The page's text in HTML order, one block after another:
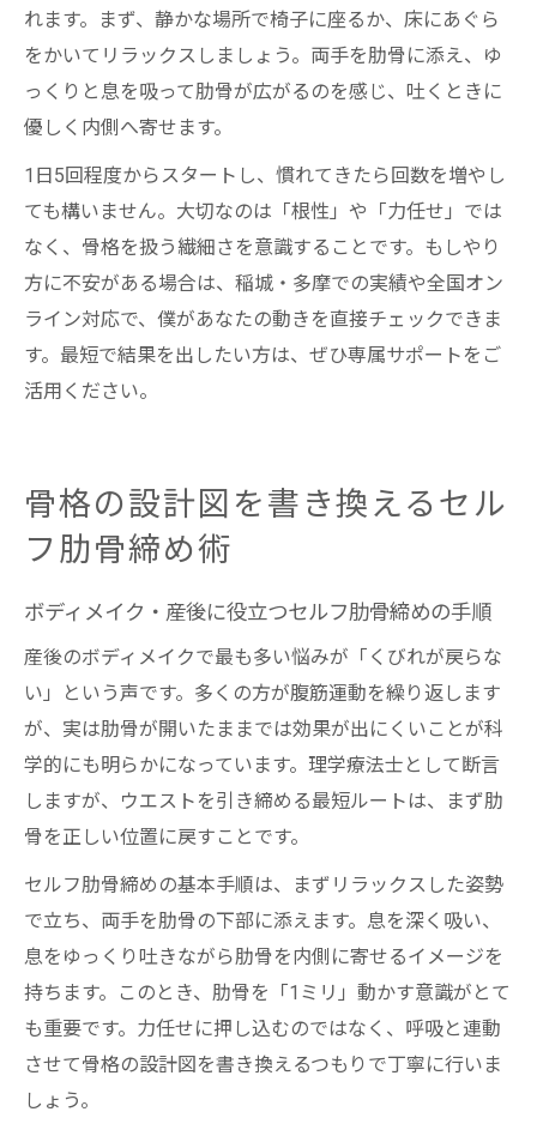
れます。まず、静かな場所で椅子に座るか、床にあぐら
をかいてリラックスしましょう。両手を肋骨に添え、ゆ
っくりと息を吸って肋骨が広がるのを感じ、吐くときに
優しく内側へ寄せます。
1日5回程度からスタートし、慣れてきたら回数を増やし
ても構いません。大切なのは「根性」や「力任せ」では
なく、骨格を扱う繊細さを意識することです。もしやり
方に不安がある場合は、稲城・多摩での実績や全国オン
ライン対応で、僕があなたの動きを直接チェックできま
す。最短で結果を出したい方は、ぜひ専属サポートをご
活用ください。
骨格の設計図を書き換えるセル
フ肋骨締め術
ボディメイク・産後に役立つセルフ肋骨締めの手順
産後のボディメイクで最も多い悩みが「くびれが戻らな
い」という声です。多くの方が腹筋運動を繰り返します
が、実は肋骨が開いたままでは効果が出にくいことが科
学的にも明らかになっています。理学療法士として断言
しますが、ウエストを引き締める最短ルートは、まず肋
骨を正しい位置に戻すことです。
セルフ肋骨締めの基本手順は、まずリラックスした姿勢
で立ち、両手を肋骨の下部に添えます。息を深く吸い、
息をゆっくり吐きながら肋骨を内側に寄せるイメージを
持ちます。このとき、肋骨を「1ミリ」動かす意識がとて
も重要です。力任せに押し込むのではなく、呼吸と連動
させて骨格の設計図を書き換えるつもりで丁寧に行いま
しょう。